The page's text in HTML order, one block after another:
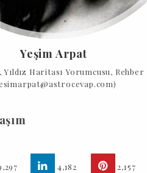
Yeşim Arpat
Haritası Yorumcusu, Rehber
4,182 2,157